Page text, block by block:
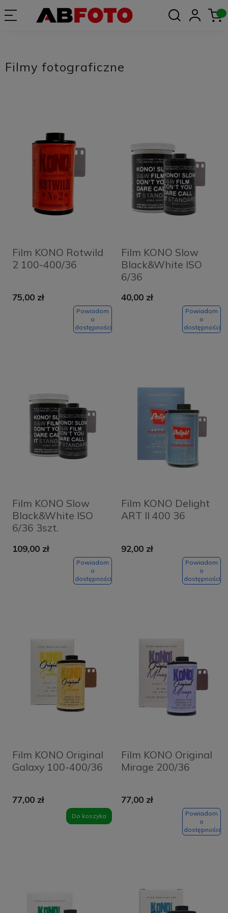
Filmy fotograficzne
Film KONO Rotwild
2 100-400/36
75,00 zł
Powiadom
o
dostępności
Film KONO Slow
Black&White ISO
6/36
40,00 zł
Powiadom
o
dostępności
Film KONO Slow
Black&White ISO
6/36 3szt.
109,00 zł
Powiadom
o
dostępności
Film KONO Delight
ART II 400 36
92,00 zł
Powiadom
o
dostępności
Film KONO Original
Galaxy 100-400/36
77,00 zł
Do koszyka
Film KONO Original
Mirage 200/36
77,00 zł
Powiadom
o
dostępności